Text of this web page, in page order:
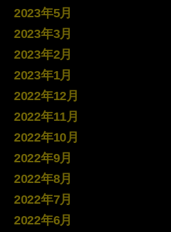
2023年5月
2023年3月
2023年2月
2023年1月
2022年12月
2022年11月
2022年10月
2022年9月
2022年8月
2022年7月
2022年6月